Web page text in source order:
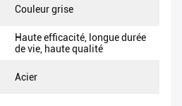
Couleur grise
Haute efficacité, longue durée
de vie, haute qualité
Acier